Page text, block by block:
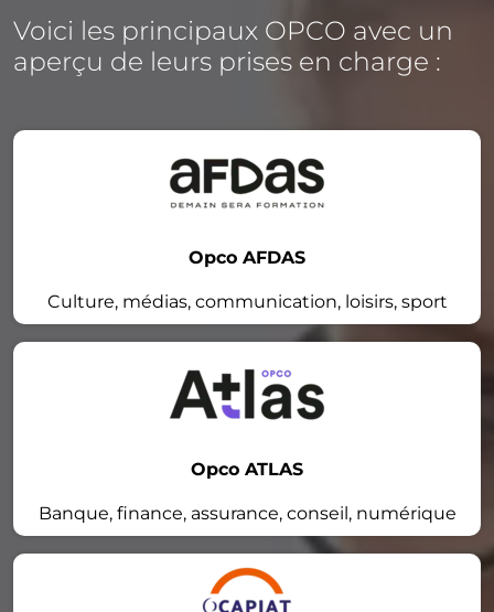
Voici les principaux OPCO avec un
aperçu de leurs prises en charge :
Opco AFDAS
Culture, médias, communication, loisirs, sport
Opco ATLAS
Banque, finance, assurance, conseil, numérique